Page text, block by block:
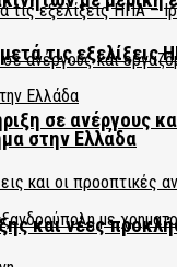
σε ανέργους
τις εξελίξεις
στην Ελλάδα
και νέες